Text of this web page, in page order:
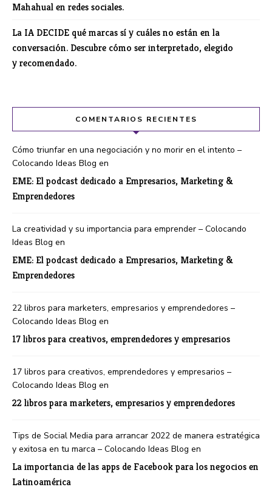
Mahahual en redes sociales.
La IA DECIDE qué marcas sí y cuáles no están en la
conversación. Descubre cómo ser interpretado, elegido
y recomendado.
COMENTARIOS RECIENTES
Cómo triunfar en una negociación y no morir en el intento –
Colocando Ideas Blog en
EME: El podcast dedicado a Empresarios, Marketing &
Emprendedores
La creatividad y su importancia para emprender – Colocando
Ideas Blog en
EME: El podcast dedicado a Empresarios, Marketing &
Emprendedores
22 libros para marketers, empresarios y emprendedores –
Colocando Ideas Blog en
17 libros para creativos, emprendedores y empresarios
17 libros para creativos, emprendedores y empresarios –
Colocando Ideas Blog en
22 libros para marketers, empresarios y emprendedores
Tips de Social Media para arrancar 2022 de manera estratégica
y exitosa en tu marca – Colocando Ideas Blog en
La importancia de las apps de Facebook para los negocios en
Latinoamérica